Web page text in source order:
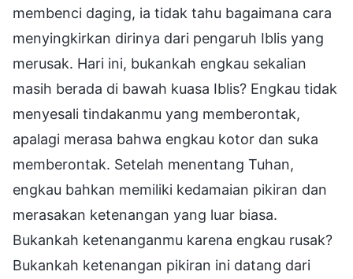
membenci daging, ia tidak tahu bagaimana cara
menyingkirkan dirinya dari pengaruh Iblis yang
merusak. Hari ini, bukankah engkau sekalian
masih berada di bawah kuasa Iblis? Engkau tidak
menyesali tindakanmu yang memberontak,
apalagi merasa bahwa engkau kotor dan suka
memberontak. Setelah menentang Tuhan,
engkau bahkan memiliki kedamaian pikiran dan
merasakan ketenangan yang luar biasa.
Bukankah ketenanganmu karena engkau rusak?
Bukankah ketenangan pikiran ini datang dari